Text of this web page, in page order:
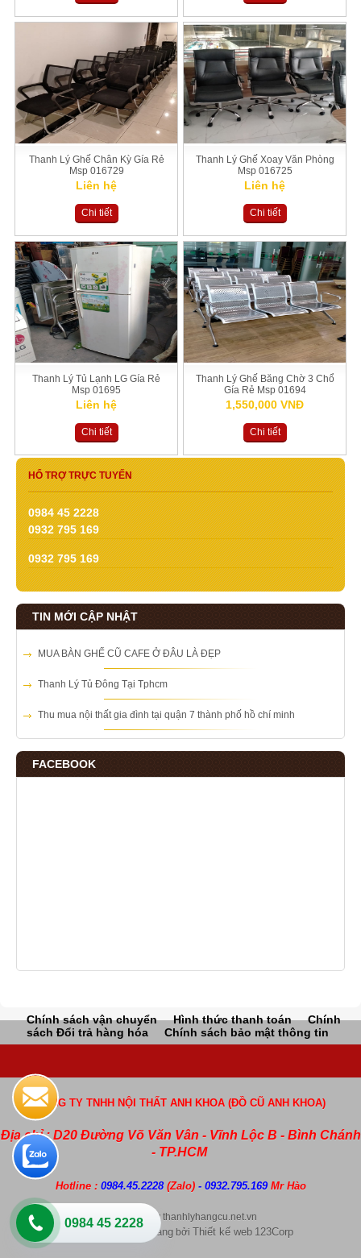
Thanh Lý Ghế Chân Kỳ Gía Rẻ
Msp 016729
Liên hệ
Chi tiết
Thanh Lý Ghế Xoay Văn Phòng
Msp 016725
Liên hệ
Chi tiết
Thanh Lý Tủ Lạnh LG Gía Rẻ
Msp 01695
Liên hệ
Chi tiết
Thanh Lý Ghế Băng Chờ 3 Chổ
Gía Rẻ Msp 01694
1,550,000 VNĐ
Chi tiết
HỔ TRỢ TRỰC TUYẾN
0984 45 2228
0932 795 169
0932 795 169
TIN MỚI CẬP NHẬT
MUA BÀN GHẾ CŨ CAFE Ở ĐÂU LÀ ĐẸP
Thanh Lý Tủ Đông Tại Tphcm
Thu mua nội thất gia đình tại quận 7 thành phố hồ chí minh
FACEBOOK
Chính sách vận chuyển Hình thức thanh toán
Chính
sách Đổi trả hàng hóa
Chính sách bảo mật thông tin
CÔNG TY TNHH NỘI THẤT ANH KHOA (ĐỒ CŨ ANH KHOA)
Địa chỉ : D20 Đường Võ Văn Vân - Vĩnh Lộc B - Bình Chánh
- TP.HCM
Hotline : 0984.45.2228 (Zalo) - 0932.795.169 Mr Hào
Copyright by thanhlyhangcu.net.vn
Thiết kế web bán hàng bởi Thiết kế web 123Corp
0984 45 2228